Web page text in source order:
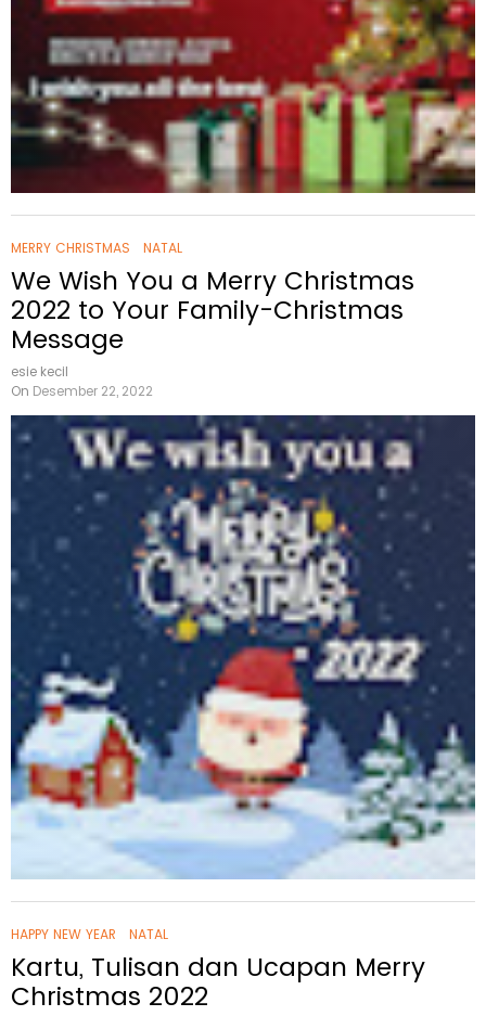
MERRY CHRISTMAS NATAL
We Wish You a Merry Christmas
2022 to Your Family-Christmas
Message
esie kecil
On Desember 22, 2022
HAPPY NEW YEAR NATAL
Kartu, Tulisan dan Ucapan Merry
Christmas 2022